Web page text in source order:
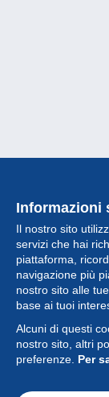
Informazioni
Il nostro sito
servizi che hai
piattaforma,
navigazione più
nostro sito alle
base ai tuoi
Alcuni di questi
nostro sito, altri
preferenze. Per
Collezione
Novità
Funzione